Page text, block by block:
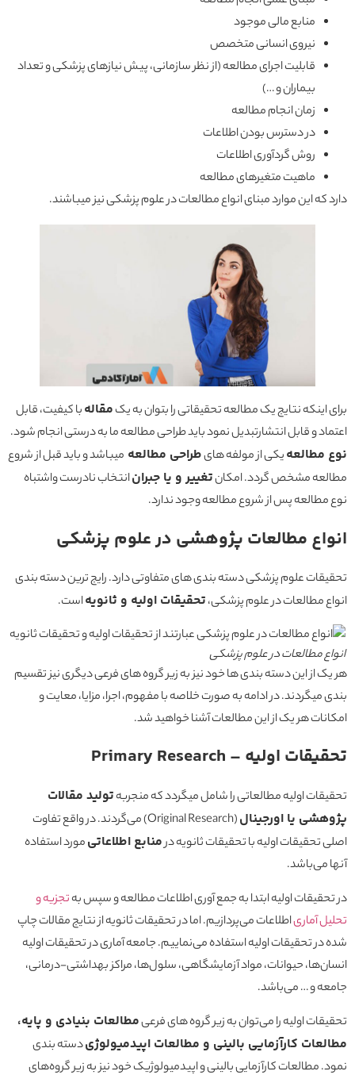
منابع مالی موجود
نیروی انسانی متخصص
قابلیت اجرای مطالعه (از نظر سازمانی، پیش نیازهای پزشکی و تعداد
بیماران و …)
زمان انجام مطالعه
در دسترس بودن اطلاعات
روش گردآوری اطلاعات
ماهیت متغیرهای مطالعه
دارد که این موارد مبنای انواع مطالعات در علوم پزشکی نیز میباشند.
برای اینکه نتایج یک مطالعه تحقیقاتی را بتوان به یکمقالهبا کیفیت، قابل
اعتماد و قابل انتشارتبدیل نمود باید طراحی مطالعه ما به درستی انجام شود.
نوع مطالعهیکی از مولفه هایطراحی مطالعه میباشد و باید قبل از شروع
مطالعه مشخص گردد. امکانتغییر و یا جبرانانتخاب نادرست واشتباه
نوع مطالعه پس از شروع مطالعه وجود ندارد.
انواع مطالعات پژوهشی در علوم پزشکی
تحقیقات علوم پزشکی دسته بندی های متفاوتی دارد. رایج ترین دسته بندی
انواع مطالعات در علوم پزشکی،تحقیقات اولیه و ثانویهاست.
انواع مطالعات در علوم پزشکی
هر یک از این دسته بندی ها خود نیز به زیر گروه های فرعی دیگری نیز تقسیم
بندی میگردند. در ادامه به صورت خلاصه با مفهوم، اجرا، مزایا، معایت و
امکانات هر یک از این مطالعات آشنا خواهید شد.
تحقیقات اولیه – Primary Research
تحقیقات اولیه مطالعاتی را شامل میگردد که منجربهتولید مقالات
پژوهشی یا اورجینال
(Original Research) ‌می‌گردند. در واقع تفاوت
اصلی تحقیقات اولیه با تحقیقات ثانویه درمنابع اطلاعاتیمورد استفاده
آنها می‌باشد.
در تحقیقات اولیه ابتدا به جمع آوری اطلاعات مطالعه و سپس بهتجزیه و
تحلیل آماریاطلاعات می‌پردازیم. اما در تحقیقات ثانویه از نتایج مقالات چاپ
شده در تحقیقات اولیه استفاده می‌نماییم. جامعه آماری در تحقیقات اولیه
انسان‌ها، حیوانات، مواد آزمایشگاهی، سلول‌ها، مراکز بهداشتی-درمانی،
جامعه و … می‌باشد.
تحقیقات اولیه را می‌توان به زیر گروه های فرعیمطالعات بنیادی و پایه،
مطالعات کارآزمایی بالینی و مطالعات اپیدمیولوژیدسته بندی
نمود. مطالعات کارآزمایی بالینی و اپیدمیولوژیک خود نیز به زیر گروه‌های